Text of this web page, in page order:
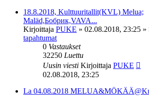
18.8.2018, Kulttuuritallit(KVL) Melua;
Maläd,Бобрик,VAVA...
Kirjoittaja PUKE » 02.08.2018, 23:25 »
tapahtumat
0 Vastaukset
32250 Luettu
Uusin viesti Kirjoittaja PUKE
02.08.2018, 23:25
La 04.08.2018